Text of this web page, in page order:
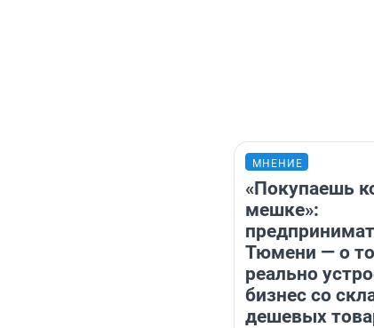
МНЕНИЕ
«Покупаешь
мешке»:
Тюмени — о
реально
бизнес со
дешевых